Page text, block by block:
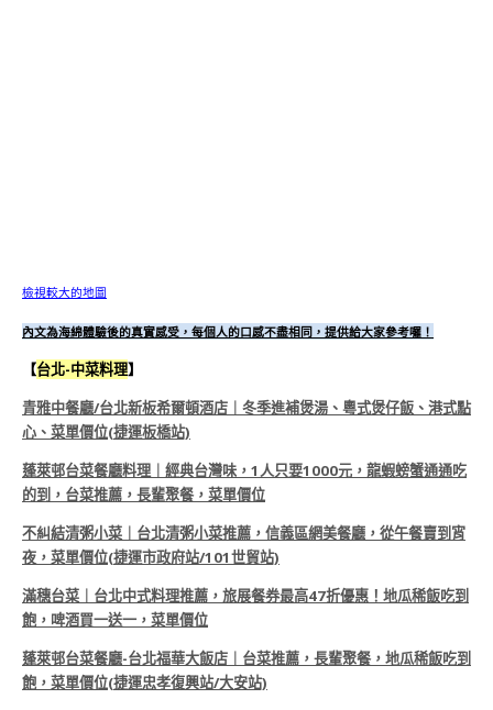
檢視較大的地圖
內文為海綿體驗後的真實感受，每個人的口感不盡相同，提供給大家參考囉！
【台北-中菜料理】
青雅中餐廳/台北新板希爾頓酒店｜冬季進補煲湯、粵式煲仔飯、港式點
心、菜單價位(捷運板橋站)
蓬萊邨台菜餐廳料理｜經典台灣味，1人只要1000元，龍蝦螃蟹通通吃
的到，台菜推薦，長輩聚餐，菜單價位
不糾結清粥小菜｜台北清粥小菜推薦，信義區網美餐廳，從午餐賣到宵
夜，菜單價位(捷運市政府站/101世貿站)
滿穗台菜｜台北中式料理推薦，旅展餐券最高47折優惠！地瓜稀飯吃到
飽，啤酒買一送一，菜單價位
蓬萊邨台菜餐廳-台北福華大飯店｜台菜推薦，長輩聚餐，地瓜稀飯吃到
飽，菜單價位(捷運忠孝復興站/大安站)